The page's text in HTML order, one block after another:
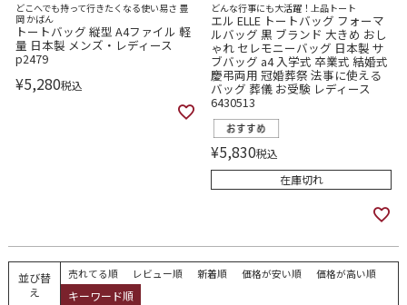
どこへでも持って行きたくなる使い易さ 豊
岡 かばん
トートバッグ 縦型 A4ファイル 軽
量 日本製 メンズ・レディース
p2479
¥5,280税込
どんな行事にも大活躍！上品トート
エル ELLE トートバッグ フォーマ
ルバッグ 黒 ブランド 大きめ おし
ゃれ セレモニーバッグ 日本製 サ
ブバッグ a4 入学式 卒業式 結婚式
慶弔両用 冠婚葬祭 法事に使える
バッグ 葬儀 お受験 レディース
6430513
¥5,830税込
在庫切れ
並び替
え
売れてる順 レビュー順 新着順 価格が安い順 価格が高い順
キーワード順